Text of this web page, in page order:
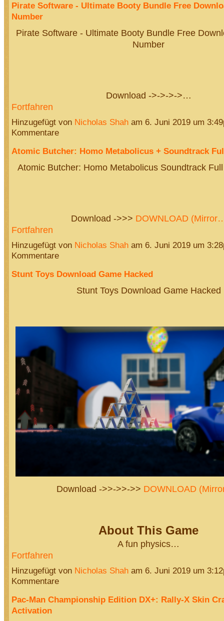
Pirate Software - Ultimate Booty Bundle Free
Number
Pirate Software - Ultimate Booty Bundle Free
Number
Download ->->->->…
Fortfahren
Hinzugefügt von Nicholas Shaham 6. Juni 2019 um
Kommentare
Atomic Butcher: Homo Metabolicus + Soundtrack
Atomic Butcher: Homo Metabolicus Soundtrack
Download ->>> DOWNLOAD
Fortfahren
Hinzugefügt von Nicholas Shaham 6. Juni 2019 um
Kommentare
Stunt Toys Download Game Hacked
Stunt Toys Download Game Hacked
Download ->>->>->> DOWNLOAD
About This Game
A fun physics…
Fortfahren
Hinzugefügt von Nicholas Shaham 6. Juni 2019 um
Kommentare
Pac-Man Championship Edition DX+: Rally-X Skin
Activation